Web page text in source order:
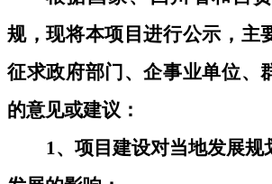
规，现将本项目进行公示，主
征求政府部门、企事业单位、
的意见或建议：
1、项目建设对当地发展规